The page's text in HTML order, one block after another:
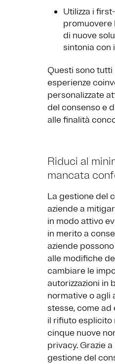
Utilizza i
promuovere
di nuove
sintonia con
Questi sono
esperienze
personalizzate
del consenso e
alle finalità
Riduci al
mancata
La gestione del
aziende a
in modo attivo
in merito a
aziende
alle modifiche
cambiare le
autorizzazioni in
normative o agli
stesse, come
il rifiuto esplicito
cinque nuove
privacy. Grazie
gestione del